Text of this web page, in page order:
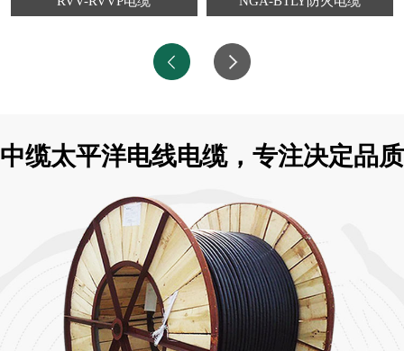
中缆太平洋电线电缆，专注决定品质